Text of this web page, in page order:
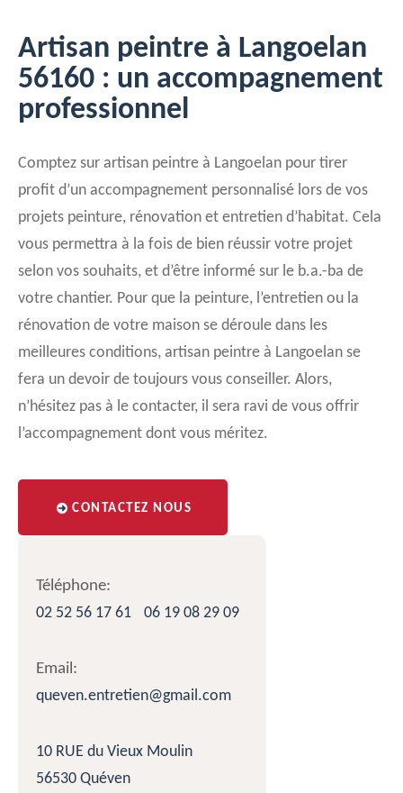
Artisan peintre à Langoelan
56160 : un accompagnement
professionnel
Comptez sur artisan peintre à Langoelan pour tirer
profit d’un accompagnement personnalisé lors de vos
projets peinture, rénovation et entretien d’habitat. Cela
vous permettra à la fois de bien réussir votre projet
selon vos souhaits, et d’être informé sur le b.a.-ba de
votre chantier. Pour que la peinture, l’entretien ou la
rénovation de votre maison se déroule dans les
meilleures conditions, artisan peintre à Langoelan se
fera un devoir de toujours vous conseiller. Alors,
n’hésitez pas à le contacter, il sera ravi de vous offrir
l’accompagnement dont vous méritez.
CONTACTEZ NOUS
Téléphone:
02 52 56 17 61
06 19 08 29 09
Email:
queven.entretien@gmail.com
10 RUE du Vieux Moulin
56530 Quéven